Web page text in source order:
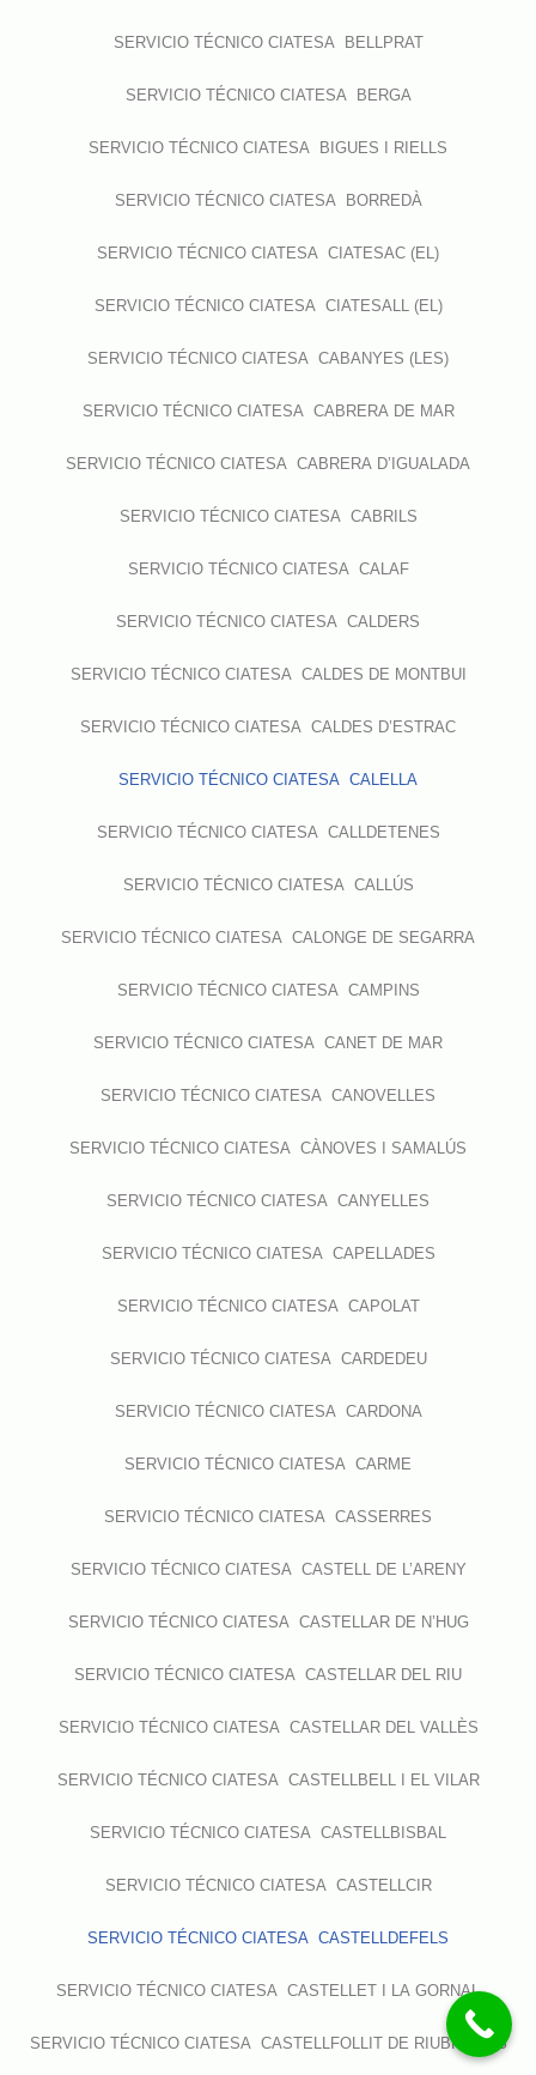
SERVICIO TÉCNICO CIATESA BELLPRAT
SERVICIO TÉCNICO CIATESA BERGA
SERVICIO TÉCNICO CIATESA BIGUES I RIELLS
SERVICIO TÉCNICO CIATESA BORREDÀ
SERVICIO TÉCNICO CIATESA CIATESAC (EL)
SERVICIO TÉCNICO CIATESA CIATESALL (EL)
SERVICIO TÉCNICO CIATESA CABANYES (LES)
SERVICIO TÉCNICO CIATESA CABRERA DE MAR
SERVICIO TÉCNICO CIATESA CABRERA D’IGUALADA
SERVICIO TÉCNICO CIATESA CABRILS
SERVICIO TÉCNICO CIATESA CALAF
SERVICIO TÉCNICO CIATESA CALDERS
SERVICIO TÉCNICO CIATESA CALDES DE MONTBUI
SERVICIO TÉCNICO CIATESA CALDES D’ESTRAC
SERVICIO TÉCNICO CIATESA CALELLA
SERVICIO TÉCNICO CIATESA CALLDETENES
SERVICIO TÉCNICO CIATESA CALLÚS
SERVICIO TÉCNICO CIATESA CALONGE DE SEGARRA
SERVICIO TÉCNICO CIATESA CAMPINS
SERVICIO TÉCNICO CIATESA CANET DE MAR
SERVICIO TÉCNICO CIATESA CANOVELLES
SERVICIO TÉCNICO CIATESA CÀNOVES I SAMALÚS
SERVICIO TÉCNICO CIATESA CANYELLES
SERVICIO TÉCNICO CIATESA CAPELLADES
SERVICIO TÉCNICO CIATESA CAPOLAT
SERVICIO TÉCNICO CIATESA CARDEDEU
SERVICIO TÉCNICO CIATESA CARDONA
SERVICIO TÉCNICO CIATESA CARME
SERVICIO TÉCNICO CIATESA CASSERRES
SERVICIO TÉCNICO CIATESA CASTELL DE L’ARENY
SERVICIO TÉCNICO CIATESA CASTELLAR DE N’HUG
SERVICIO TÉCNICO CIATESA CASTELLAR DEL RIU
SERVICIO TÉCNICO CIATESA CASTELLAR DEL VALLÈS
SERVICIO TÉCNICO CIATESA CASTELLBELL I EL VILAR
SERVICIO TÉCNICO CIATESA CASTELLBISBAL
SERVICIO TÉCNICO CIATESA CASTELLCIR
SERVICIO TÉCNICO CIATESA CASTELLDEFELS
SERVICIO TÉCNICO CIATESA CASTELLET I LA GORNAL
SERVICIO TÉCNICO CIATESA CASTELLFOLLIT DE RIUBREGÓS